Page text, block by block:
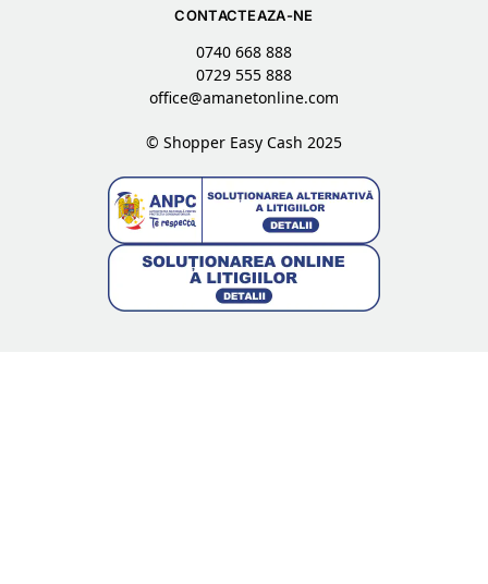
CONTACTEAZA-NE
0740 668 888
0729 555 888
office@amanetonline.com
© Shopper Easy Cash 2025